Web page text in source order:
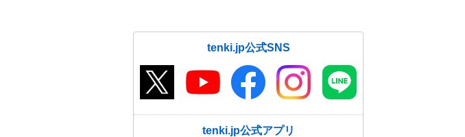
tenki.jp公式SNS
tenki.jp公式アプリ